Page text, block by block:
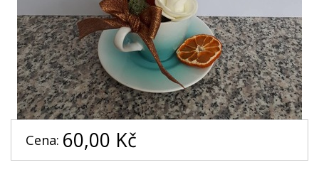
Cena: 60,00 Kč